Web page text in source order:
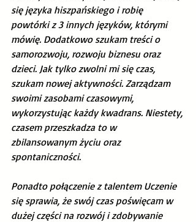
się języka hiszpańskiego i robię
powtórki z 3 innych języków, którymi
mówię. Dodatkowo szukam treści o
samorozwoju, rozwoju biznesu oraz
dzieci. Jak tylko zwolni mi się czas,
szukam nowej aktywności. Zarządzam
swoimi zasobami czasowymi,
wykorzystując każdy kwadrans. Niestety,
czasem przeszkadza to w
zbilansowanym życiu oraz
spontaniczności.
Ponadto połączenie z talentem Uczenie
się sprawia, że swój czas poświęcam w
dużej części na rozwój i zdobywanie